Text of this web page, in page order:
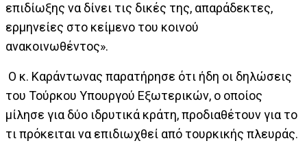
επιδίωξης να δίνει τις δικές της, απαράδεκτες,
ερμηνείες στο κείμενο του κοινού
ανακοινωθέντος».
Ο κ. Καράντωνας παρατήρησε ότι ήδη οι δηλώσεις
του Τούρκου Υπουργού Εξωτερικών, ο οποίος
μίλησε για δύο ιδρυτικά κράτη, προδιαθέτουν για το
τι πρόκειται να επιδιωχθεί από τουρκικής πλευράς.